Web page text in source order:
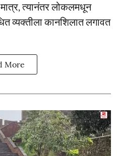
मात्र, त्यानंतर लोकलमधून
व्यक्तीला कानशिलात लगावत
More